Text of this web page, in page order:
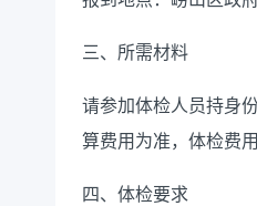
三、所需材料
请参加体检人员持身
算费用为准，体检费
四、体检要求